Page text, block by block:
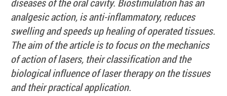
diseases of the oral cavity. Biostimulation has an
analgesic action, is anti-inflammatory, reduces
swelling and speeds up healing of operated tissues.
The aim of the article is to focus on the mechanics
of action of lasers, their classification and the
biological influence of laser therapy on the tissues
and their practical application.